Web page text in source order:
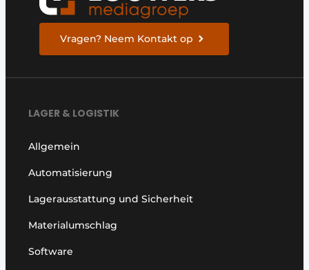
Vragen? Neem Kontakt op
LAGER & LOGISTIK
Allgemein
Automatisierung
Lagerausstattung und Sicherheit
Materialumschlag
Software